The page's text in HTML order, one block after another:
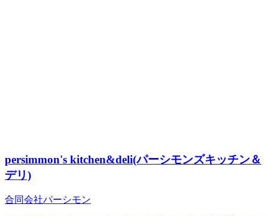
persimmon's kitchen&deli(パーシモンズキッチン＆
デリ)
合同会社パーシモン